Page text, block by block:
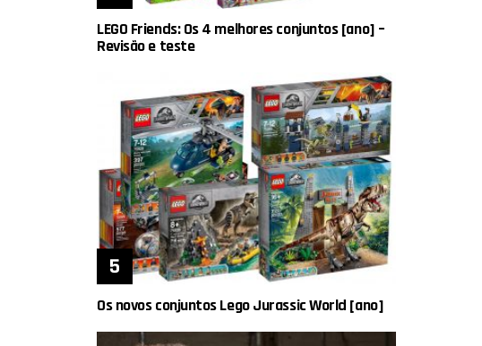
LEGO Friends: Os 4 melhores conjuntos [ano] –
Revisão e teste
Os novos conjuntos Lego Jurassic World [ano]